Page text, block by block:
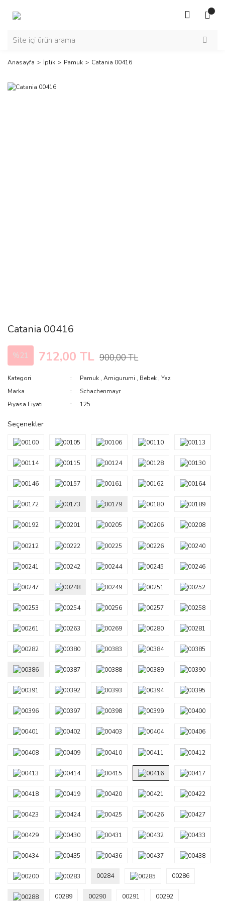
Anasayfa İplik Pamuk Catania 00416
Catania 00416
%21 712,00 TL 900,00 TL
Kategori Pamuk ,Amigurumi , Bebek ,Yaz
Marka
Schachenmayr
Piyasa Fiyatı
125
Seçenekler
00284 00286
00289 00290 00291 00292